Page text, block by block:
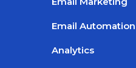
Email Automation
Analytics